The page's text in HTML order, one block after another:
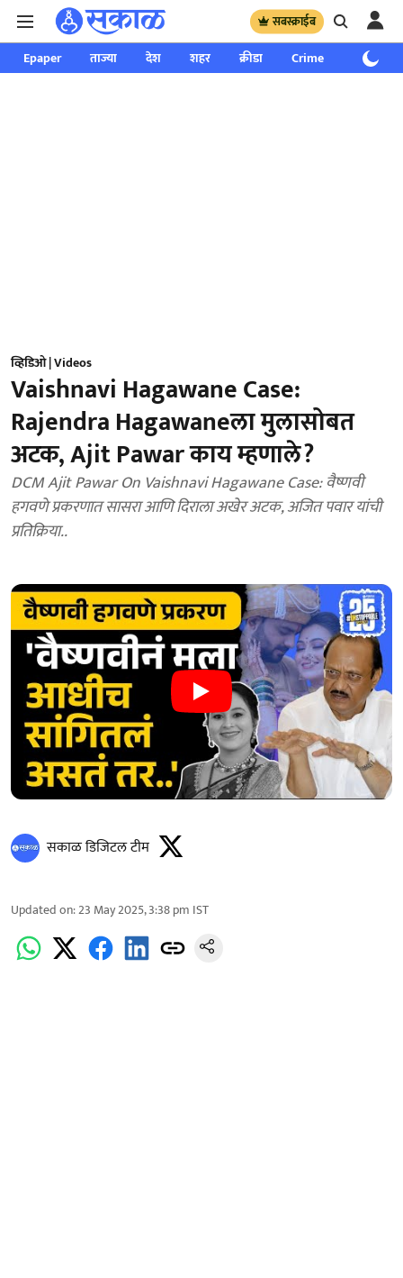
सबस्क्राईब
Epaper ताज्या देश शहर क्रीडा Crime साप्ताहिक
व्हिडिओ | Videos
Vaishnavi Hagawane Case:
Rajendra Hagawaneला मुलासोबत
अटक, Ajit Pawar काय म्हणाले?
DCM Ajit Pawar On Vaishnavi Hagawane Case: वैष्णवी
हगवणे प्रकरणात सासरा आणि दिराला अखेर अटक, अजित पवार यांची
प्रतिक्रिया..
सकाळ डिजिटल टीम
Updated on:23 May 2025, 3:38 pm IST